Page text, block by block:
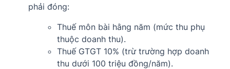
phải đóng:
Thuế môn bài hằng năm (mức thu phụ
thuộc doanh thu).
Thuế GTGT 10% (trừ trường hợp doanh
thu dưới 100 triệu đồng/năm).